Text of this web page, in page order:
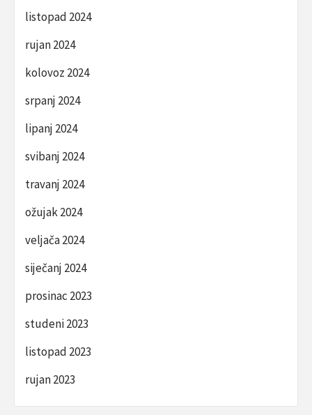
listopad 2024
rujan 2024
kolovoz 2024
srpanj 2024
lipanj 2024
svibanj 2024
travanj 2024
ožujak 2024
veljača 2024
siječanj 2024
prosinac 2023
studeni 2023
listopad 2023
rujan 2023